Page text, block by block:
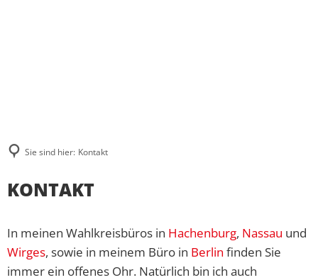
REDENARCHIV
Sie sind hier: Kontakt
Kontakt
KONTAKT
In meinen Wahlkreisbüros in Hachenburg, Nassau und
Wirges, sowie in meinem Büro in Berlin finden Sie
immer ein offenes Ohr. Natürlich bin ich auch